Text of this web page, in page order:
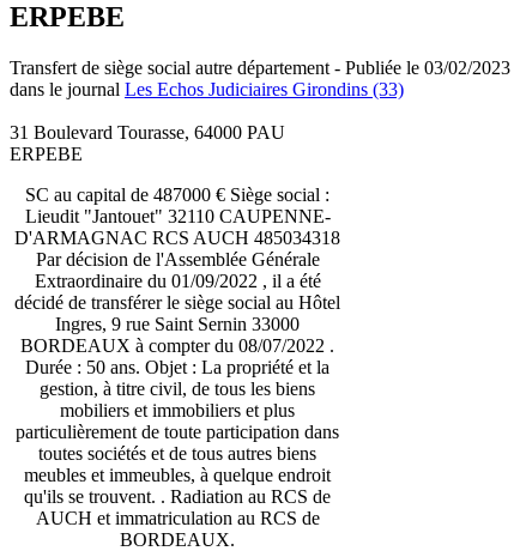
ERPEBE
Transfert de siège social autre département - Publiée le 03/02/2023
dans le journal Les Echos Judiciaires Girondins (33)
31 Boulevard Tourasse, 64000 PAU
ERPEBE
SC au capital de 487000 € Siège social :
Lieudit "Jantouet" 32110 CAUPENNE-
D'ARMAGNAC RCS AUCH 485034318
Par décision de l'Assemblée Générale
Extraordinaire du 01/09/2022 , il a été
décidé de transférer le siège social au Hôtel
Ingres, 9 rue Saint Sernin 33000
BORDEAUX à compter du 08/07/2022 .
Durée : 50 ans. Objet : La propriété et la
gestion, à titre civil, de tous les biens
mobiliers et immobiliers et plus
particulièrement de toute participation dans
toutes sociétés et de tous autres biens
meubles et immeubles, à quelque endroit
qu'ils se trouvent. . Radiation au RCS de
AUCH et immatriculation au RCS de
BORDEAUX.